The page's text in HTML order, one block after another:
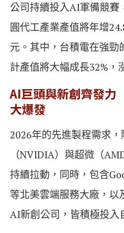
公司持續投入AI軍備競賽
圓代工產業產值將年增
元。其中，台積電在強勁
計產值將大幅成長32%，
AI巨頭與新創齊發
大爆發
2026年的先進製程需求
（NVIDIA）與超微（
持續拉動，同時，包含
等北美雲端服務大廠，
AI新創公司，皆積極投入